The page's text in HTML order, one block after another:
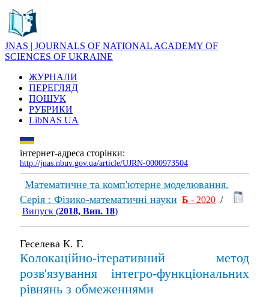
JNAS | JOURNALS OF NATIONAL ACADEMY OF
SCIENCES OF UKRAINE
ЖУРНАЛИ
ПЕРЕГЛЯД
ПОШУК
РУБРИКИ
LibNAS UA
інтернет-адреса сторінки:
http://jnas.nbuv.gov.ua/article/UJRN-0000973504
Математичне та комп'ютерне моделювання.
Серія : Фізико-математичні науки Б - 2020 /
Випуск (2018, Вип. 18)
Геселева К. Г.
Колокаційно-ітеративний метод
розв'язування інтегро-функціональних
рівнянь з обмеженнями